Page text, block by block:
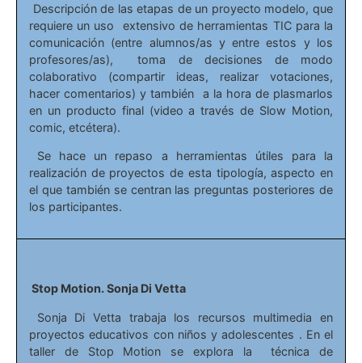
Descripción de las etapas de un proyecto modelo, que
requiere un uso extensivo de herramientas TIC para la
comunicación (entre alumnos/as y entre estos y los
profesores/as), toma de decisiones de modo
colaborativo (compartir ideas, realizar votaciones,
hacer comentarios) y también a la hora de plasmarlos
en un producto final (video a través de Slow Motion,
comic, etcétera).
Se hace un repaso a herramientas útiles para la
realización de proyectos de esta tipología, aspecto en
el que también se centran las preguntas posteriores de
los participantes.
Stop Motion. Sonja Di Vetta
Sonja Di Vetta trabaja los recursos multimedia en
proyectos educativos con niños y adolescentes . En el
taller de Stop Motion se explora la técnica de